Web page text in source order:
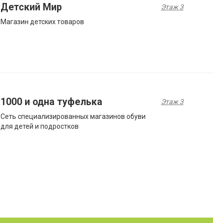
Детский Мир
Магазин детских товаров
Этаж 3
1000 и одна туфелька
Сеть специализированных магазинов обуви
для детей и подростков
Этаж 3